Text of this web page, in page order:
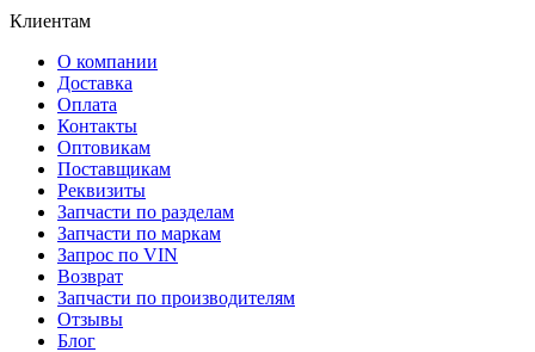
Клиентам
О компании
Доставка
Оплата
Контакты
Оптовикам
Поставщикам
Реквизиты
Запчасти по разделам
Запчасти по маркам
Запрос по VIN
Возврат
Запчасти по производителям
Отзывы
Блог